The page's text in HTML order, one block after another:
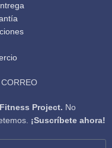
Fitness Project. No
¡Suscríbete ahora!